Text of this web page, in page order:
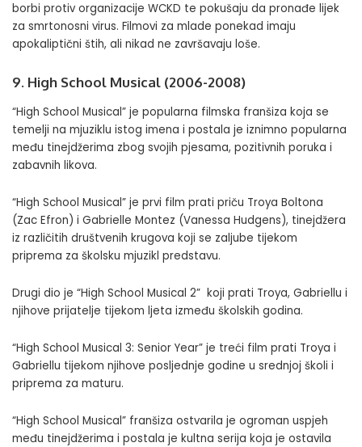
borbi protiv organizacije WCKD te pokušaju da pronađe lijek
za smrtonosni virus. Filmovi za mlade ponekad imaju
apokaliptični štih, ali nikad ne završavaju loše.
9. High School Musical (2006-2008)
“High School Musical” je popularna filmska franšiza koja se
temelji na mjuziklu istog imena i postala je iznimno popularna
među tinejdžerima zbog svojih pjesama, pozitivnih poruka i
zabavnih likova.
“High School Musical” je prvi film prati priču Troya Boltona
(Zac Efron) i Gabrielle Montez (Vanessa Hudgens), tinejdžera
iz različitih društvenih krugova koji se zaljube tijekom
priprema za školsku mjuzikl predstavu.
Drugi dio je “High School Musical 2” koji prati Troya, Gabriellu i
njihove prijatelje tijekom ljeta između školskih godina.
“High School Musical 3: Senior Year” je treći film prati Troya i
Gabriellu tijekom njihove posljednje godine u srednjoj školi i
priprema za maturu.
“High School Musical” franšiza ostvarila je ogroman uspjeh
među tinejdžerima i postala je kultna serija koja je ostavila